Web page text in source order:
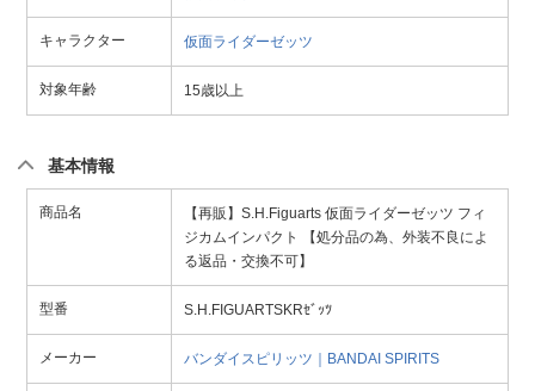
キャラクター 仮面ライダーゼッツ
対象年齢 15歳以上
基本情報
商品名
【再販】S.H.Figuarts 仮面ライダーゼッツ フィ
ジカムインパクト 【処分品の為、外装不良によ
る返品・交換不可】
型番 S.H.FIGUARTSKRｾﾞｯﾂ
メーカー バンダイスピリッツ｜BANDAI SPIRITS